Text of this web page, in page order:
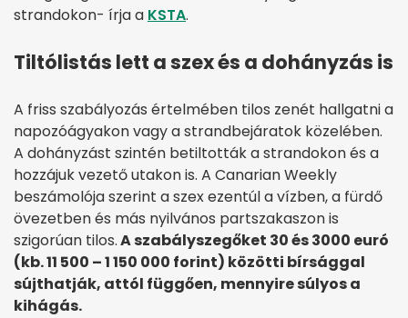
strandokon- írja a KSTA.
Tiltólistás lett a szex és a dohányzás is
A friss szabályozás értelmében tilos zenét hallgatni a
napozóágyakon vagy a strandbejáratok közelében.
A dohányzást szintén betiltották a strandokon és a
hozzájuk vezető utakon is. A Canarian Weekly
beszámolója szerint a szex ezentúl a vízben, a fürdő
övezetben és más nyilvános partszakaszon is
szigorúan tilos.A szabályszegőket 30 és 3000 euró
(kb. 11 500 – 1 150 000 forint) közötti bírsággal
sújthatják, attól függően, mennyire súlyos a
kihágás.